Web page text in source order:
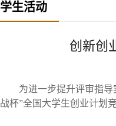
学生活动
创新创
为进一步提升评审指
战杯”全国大学生创业计划